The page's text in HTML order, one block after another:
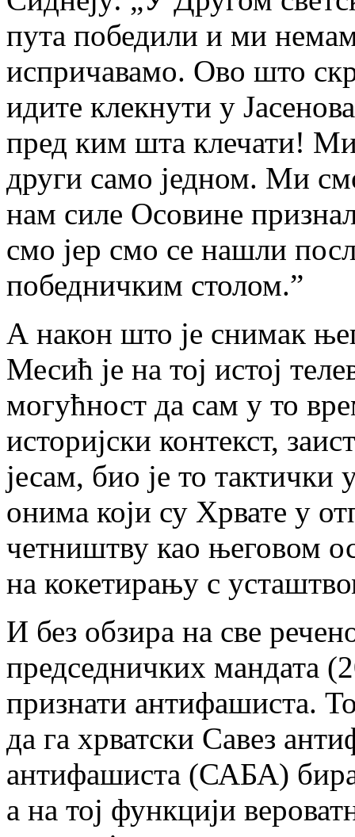
пута победили и ми
испричавамо. Ово што
идите клекнути у
пред ким шта клечати!
други само једном. Ми
нам силе Осовине
смо јер смо се нашли
победничким столом.”
А након што је снимак
Месић је на тој истој
могућност да сам у то
историјски контекст,
јесам, био је то
онима који су Хрвате у
четништву као његовом
на кокетирању с
И без обзира на све
председничких мандата
признати антифашиста.
да га хрватски Савез
антифашиста (САБА) бира
а на тој функцији